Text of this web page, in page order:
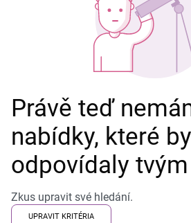
Právě teď
nabídky, které by
odpovídaly
Zkus upravit své hledání.
UPRAVIT KRITÉRIA